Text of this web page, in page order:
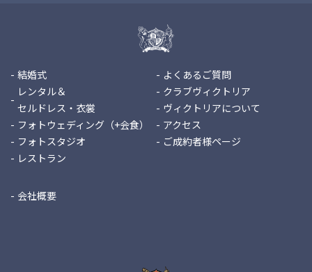
結婚式
レンタル＆
セルドレス・衣裳
フォトウェディング（+会食）
フォトスタジオ
レストラン
よくあるご質問
クラブヴィクトリア
ヴィクトリアについて
アクセス
ご成約者様ページ
会社概要